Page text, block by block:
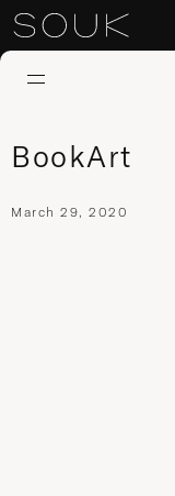
BookArt
March 29, 2020